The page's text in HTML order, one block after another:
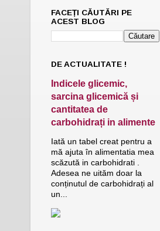
FACEȚI CĂUTĂRI PE
ACEST BLOG
DE ACTUALITATE !
Indicele glicemic,
sarcina glicemică și
cantitatea de
carbohidrați in alimente
Iată un tabel creat pentru a
mă ajuta în alimentatia mea
scăzută in carbohidrati .
Adesea ne uităm doar la
conținutul de carbohidrați al
un...